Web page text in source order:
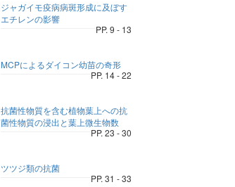
ジャガイモ疫病病斑形成に及ぼす
エチレンの影響
PP. 9 - 13
MCPによるダイコン幼苗の奇形
PP. 14 - 22
抗菌性物質を含む植物葉上への抗
菌性物質の浸出と葉上微生物数
PP. 23 - 30
ツツジ類の抗菌
PP. 31 - 33